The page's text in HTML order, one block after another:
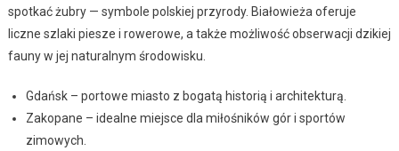
spotkać żubry — symbole polskiej przyrody. Białowieża oferuje
liczne szlaki piesze i rowerowe, a także możliwość obserwacji dzikiej
fauny w jej naturalnym środowisku.
Gdańsk – portowe miasto z bogatą historią i architekturą.
Zakopane – idealne miejsce dla miłośników gór i sportów
zimowych.